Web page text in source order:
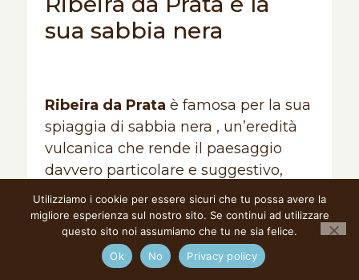
sua sabbia nera
Ribeira da Prata è famosa per la sua
spiaggia di sabbia nera , un’eredità
vulcanica che rende il paesaggio
davvero particolare e suggestivo,
lontano dall’immaginario a cui siamo
abituati.
Altrettanto suggestivo è il sentiero
per arrivarci, dove immersi nella
Utilizziamo i cookie per essere sicuri che tu possa avere la
migliore esperienza sul nostro sito. Se continui ad utilizzare
questo sito noi assumiamo che tu ne sia felice.
Ok
No Privacy policy